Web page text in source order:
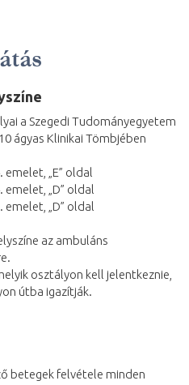
a Szegedi Tudományegyetem
ágyas Klinikai Tömbjében
„E” oldal
„D” oldal
„D” oldal
az ambuláns
osztályon kell jelentkeznie,
útba igazítják.
betegek felvétele minden